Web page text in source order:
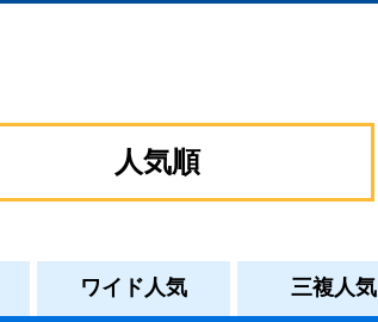
人気順
ワイド人気 三複人気